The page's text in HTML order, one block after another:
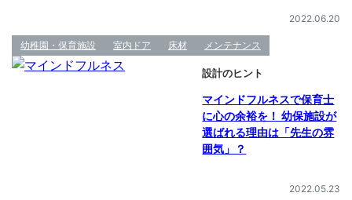
2022.06.20
幼稚園・保育施設 室内ドア 床材 メンテナンス
設計のヒント
マインドフルネスで保育士
に心の余裕を！ 幼保施設が
選ばれる理由は「先生の雰
囲気」？
2022.05.23